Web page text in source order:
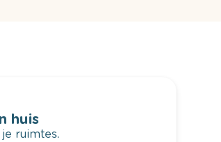
huis
ruimtes.